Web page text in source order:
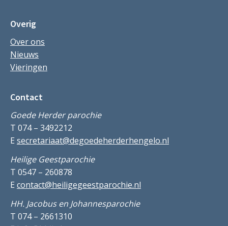
Overig
Over ons
Nieuws
Vieringen
Contact
Goede Herder parochie
T 074 – 3492212
E secretariaat@degoedeherderhengelo.nl
Heilige Geestparochie
T 0547 – 260878
E contact@heiligegeestparochie.nl
HH. Jacobus en Johannesparochie
T 074 – 2661310